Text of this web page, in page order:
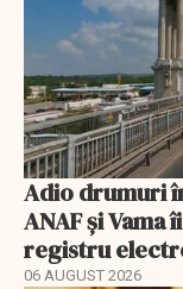
Adio drumuri
ANAF și
registru
06 AUGUST 2026